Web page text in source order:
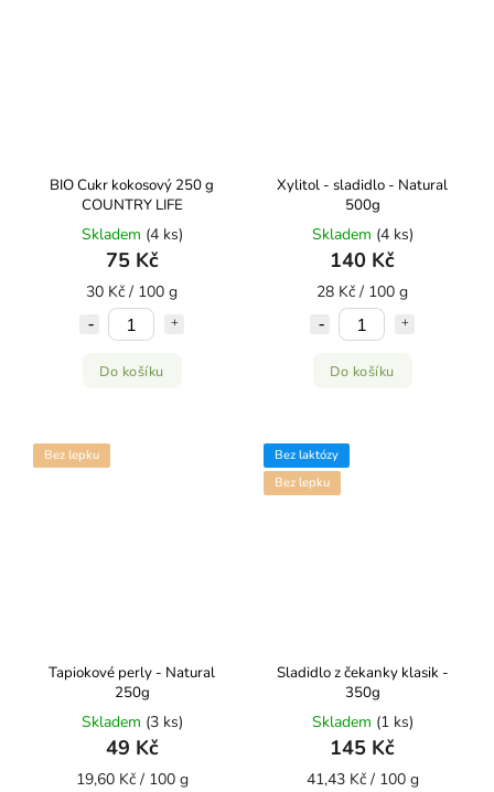
BIO Cukr kokosový 250 g
COUNTRY LIFE
Skladem (4 ks)
75 Kč
30 Kč / 100 g
Do košíku
Xylitol - sladidlo - Natural
500g
Skladem (4 ks)
140 Kč
28 Kč / 100 g
Do košíku
Bez lepku
Tapiokové perly - Natural
250g
Skladem (3 ks)
49 Kč
19,60 Kč / 100 g
Bez laktózy
Bez lepku
Sladidlo z čekanky klasik -
350g
Skladem (1 ks)
145 Kč
41,43 Kč / 100 g